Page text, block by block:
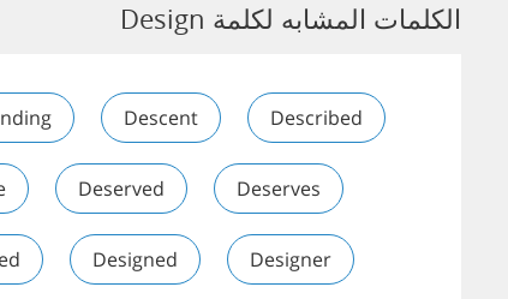
الكلمات المشابه لكلمة Design
Descent Described
Deserved Deserves
Designed Designer